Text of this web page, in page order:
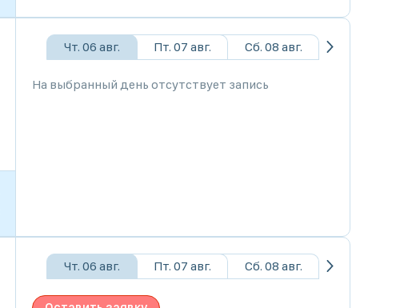
Чт. 06 авг. Пт. 07 авг. Сб. 08 авг.
На выбранный день отсутствует запись
Чт. 06 авг. Пт. 07 авг. Сб. 08 авг.